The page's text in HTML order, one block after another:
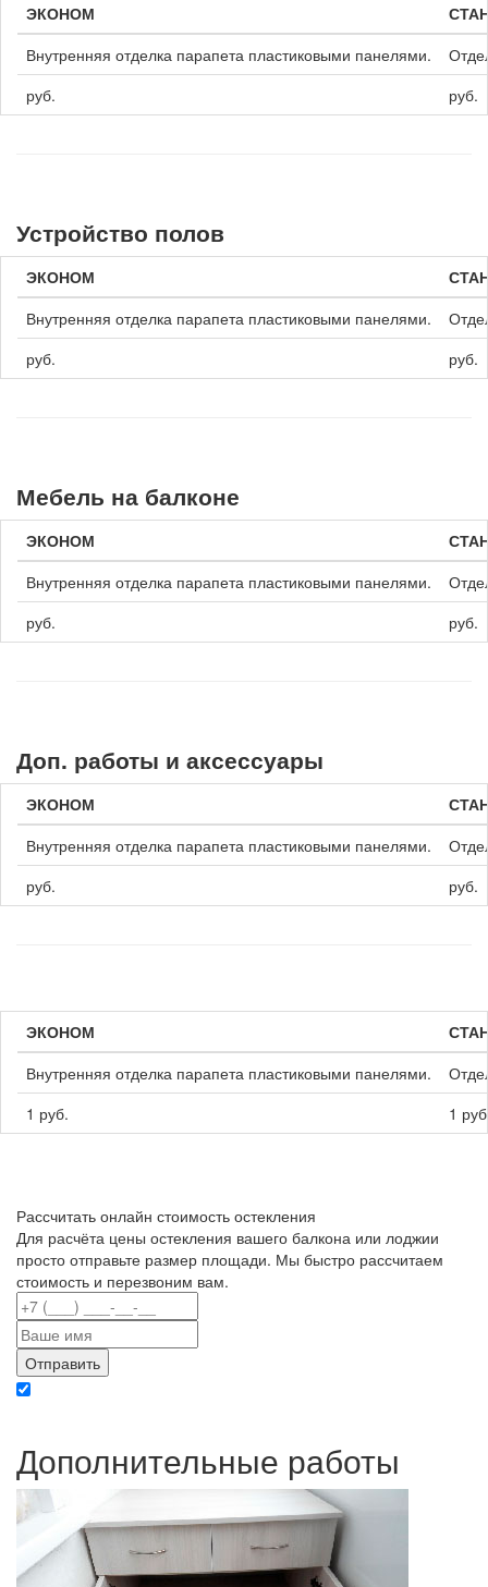
ЭКОНОМ
Внутренняя отделка парапета пластиковыми панелями.
руб.
руб.
Устройство полов
ЭКОНОМ
Внутренняя отделка парапета пластиковыми панелями.
руб.
руб.
Мебель на балконе
ЭКОНОМ
Внутренняя отделка парапета пластиковыми панелями.
руб.
руб.
Доп. работы и аксессуары
ЭКОНОМ
Внутренняя отделка парапета пластиковыми панелями.
руб.
руб.
ЭКОНОМ
Внутренняя отделка парапета пластиковыми панелями.
1 руб.
1
Рассчитать онлайн стоимость остекления
Для расчёта цены остекления вашего балкона или лоджии
просто отправьте размер площади. Мы быстро рассчитаем
стоимость и перезвоним вам.
Дополнительные работы